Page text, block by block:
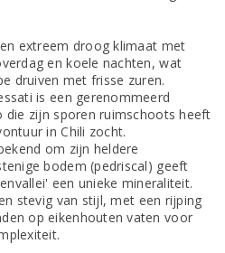
extreem droog klimaat met
en koele nachten, wat
druiven met frisse zuren.
is een gerenommeerd
zijn sporen ruimschoots heeft
in Chili zocht.
om zijn heldere
bodem (pedriscal) geeft
een unieke mineraliteit.
stevig van stijl, met een rijping
op eikenhouten vaten voor